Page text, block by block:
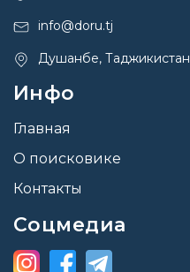
info@doru.tj
Душанбе, Таджикистан
Инфо
Главная
О поисковике
Контакты
Соцмедиа